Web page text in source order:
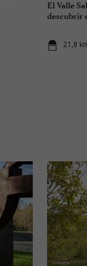
El Valle
descubrir
21,8